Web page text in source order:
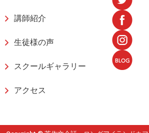
講師紹介
生徒様の声
スクールギャラリー
アクセス